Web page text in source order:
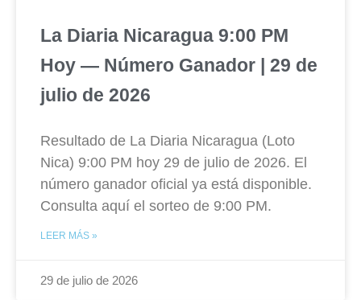
La Diaria Nicaragua 9:00 PM
Hoy — Número Ganador | 29 de
julio de 2026
Resultado de La Diaria Nicaragua (Loto
Nica) 9:00 PM hoy 29 de julio de 2026. El
número ganador oficial ya está disponible.
Consulta aquí el sorteo de 9:00 PM.
LEER MÁS »
29 de julio de 2026